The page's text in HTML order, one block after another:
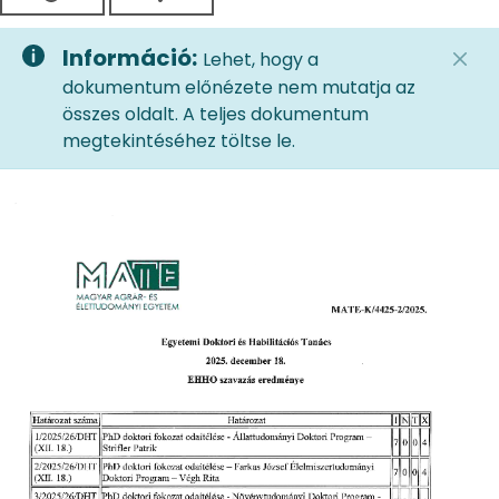
Információ: Lehet, hogy a
dokumentum előnézete nem mutatja az
összes oldalt. A teljes dokumentum
megtekintéséhez töltse le.